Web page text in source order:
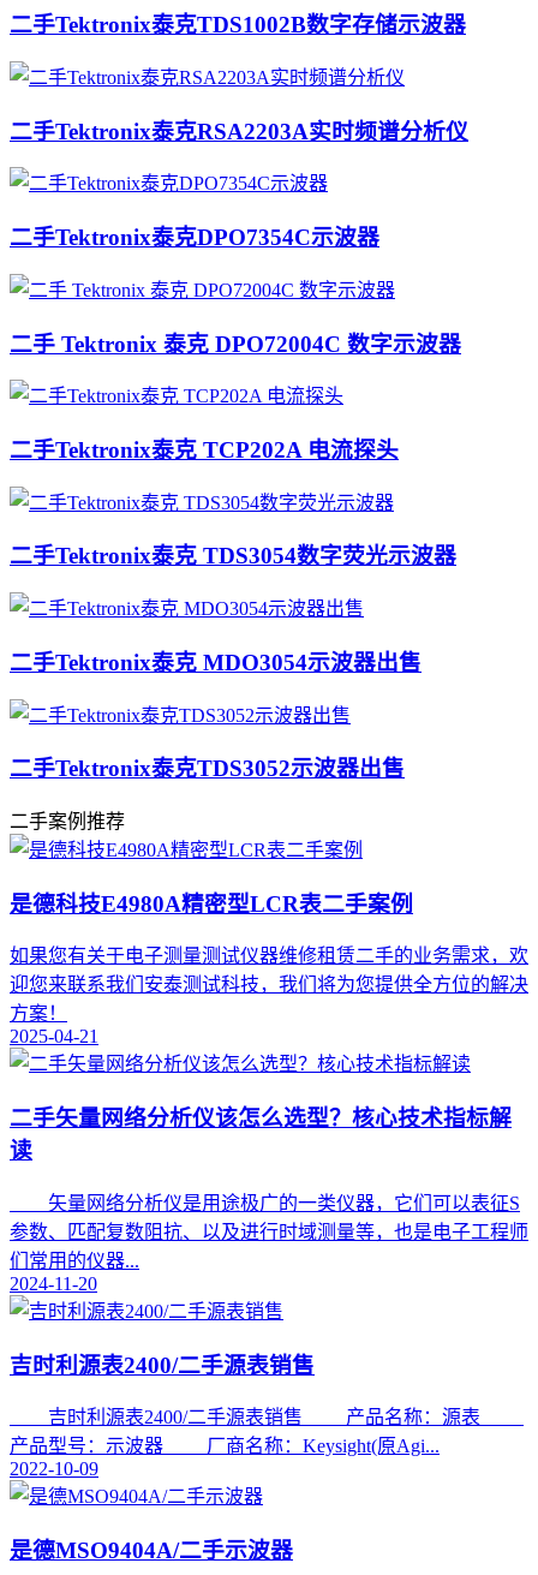
二手Tektronix泰克TDS1002B数字存储示波器
二手Tektronix泰克RSA2203A实时频谱分析仪
二手Tektronix泰克DPO7354C示波器
二手 Tektronix 泰克 DPO72004C 数字示波器
二手Tektronix泰克 TCP202A 电流探头
二手Tektronix泰克 TDS3054数字荧光示波器
二手Tektronix泰克 MDO3054示波器出售
二手Tektronix泰克TDS3052示波器出售
二手案例推荐
是德科技E4980A精密型LCR表二手案例
如果您有关于电子测量测试仪器维修租赁二手的业务需求，欢
迎您来联系我们安泰测试科技，我们将为您提供全方位的解决
方案！
2025-04-21
二手矢量网络分析仪该怎么选型？核心技术指标解
读
矢量网络分析仪是用途极广的一类仪器，它们可以表征S
参数、匹配复数阻抗、以及进行时域测量等，也是电子工程师
们常用的仪器...
2024-11-20
吉时利源表2400/二手源表销售
吉时利源表2400/二手源表销售 产品名称：源表
产品型号：示波器 厂商名称：Keysight(原Agi...
2022-10-09
是德MSO9404A/二手示波器